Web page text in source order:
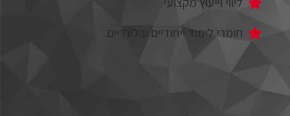
חומרי לימוד ייחודיים ובלעדיים